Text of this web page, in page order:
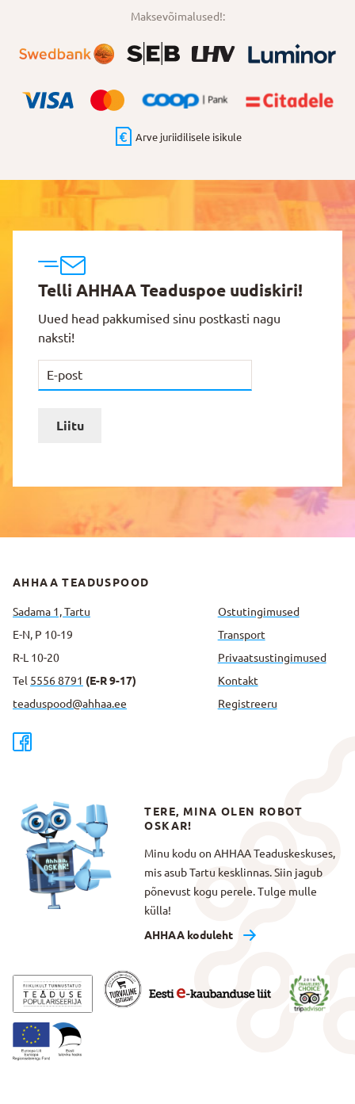
Maksevõimalused!:
Arve juriidilisele isikule
Telli AHHAA Teaduspoe uudiskiri!
Uued head pakkumised sinu postkasti nagu
naksti!
Liitu
AHHAA TEADUSPOOD
Sadama 1, Tartu
E-N, P 10-19
R-L 10-20
Tel 5556 8791 (E-R 9-17)
teaduspood@ahhaa.ee
Ostutingimused
Transport
Privaatsus­tingimused
Kontakt
Registreeru
TERE, MINA OLEN ROBOT
OSKAR!
Minu kodu on AHHAA Teaduskeskuses,
mis asub Tartu kesklinnas. Siin jagub
põnevust kogu perele. Tulge mulle
külla!
AHHAA koduleht